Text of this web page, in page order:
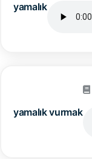
yamalık
yamalık vurmak